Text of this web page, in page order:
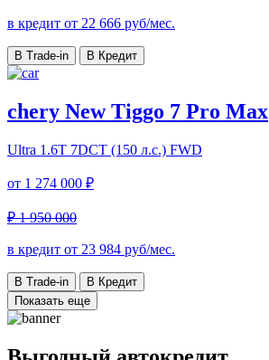
в кредит от 22 666 руб/мес.
В Trade-in В Кредит
chery New Tiggo 7 Pro Max
Ultra 1.6T 7DCT (150 л.с.) FWD
от 1 274 000 ₽
₽ 1 950 000
в кредит от 23 984 руб/мес.
В Trade-in
В Кредит
Показать еще